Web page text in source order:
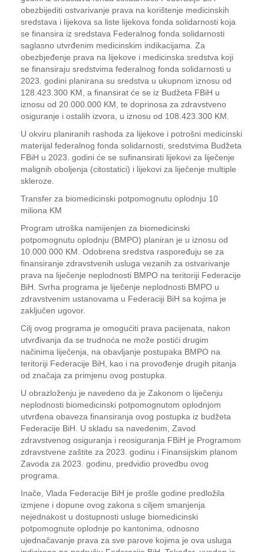
obezbijediti ostvarivanje prava na korištenje medicinskih
sredstava i lijekova sa liste lijekova fonda solidarnosti koja
se finansira iz sredstava Federalnog fonda solidarnosti
saglasno utvrđenim medicinskim indikacijama. Za
obezbjeđenje prava na lijekove i medicinska sredstva koji
se finansiraju sredstvima federalnog fonda solidarnosti u
2023. godini planirana su sredstva u ukupnom iznosu od
128.423.300 KM, a finansirat će se iz Budžeta FBiH u
iznosu od 20.000.000 KM, te doprinosa za zdravstveno
osiguranje i ostalih izvora, u iznosu od 108.423.300 KM.
U okviru planiranih rashoda za lijekove i potrošni medicinski
materijal federalnog fonda solidarnosti, sredstvima Budžeta
FBiH u 2023. godini će se sufinansirati lijekovi za liječenje
malignih oboljenja (citostatici) i lijekovi za liječenje multiple
skleroze.
Transfer za biomedicinski potpomognutu oplodnju 10
miliona KM
Program utroška namijenjen za biomedicinski
potpomognutu oplodnju (BMPO) planiran je u iznosu od
10.000.000 KM. Odobrena sredstva raspoređuju se za
finansiranje zdravstvenih usluga vezanih za ostvarivanje
prava na liječenje neplodnosti BMPO na teritoriji Federacije
BiH. Svrha programa je liječenje neplodnosti BMPO u
zdravstvenim ustanovama u Federaciji BiH sa kojima je
zaključen ugovor.
Cilj ovog programa je omogućiti prava pacijenata, nakon
utvrđivanja da se trudnoća ne može postići drugim
načinima liječenja, na obavljanje postupaka BMPO na
teritoriji Federacije BiH, kao i na provođenje drugih pitanja
od značaja za primjenu ovog postupka.
U obrazloženju je navedeno da je Zakonom o liječenju
neplodnosti biomedicinski potpomognutom oplodnjom
utvrđena obaveza finansiranja ovog postupka iz budžeta
Federacije BiH. U skladu sa navedenim, Zavod
zdravstvenog osiguranja i reosiguranja FBiH je Programom
zdravstvene zaštite za 2023. godinu i Finansijskim planom
Zavoda za 2023. godinu, predvidio provedbu ovog
programa.
Inače, Vlada Federacije BiH je prošle godine predložila
izmjene i dopune ovog zakona s ciljem smanjenja
nejednakost u dostupnosti usluge biomedicinski
potpomognute oplodnje po kantonima, odnosno
ujednačavanje prava za sve parove kojima je ova usluga